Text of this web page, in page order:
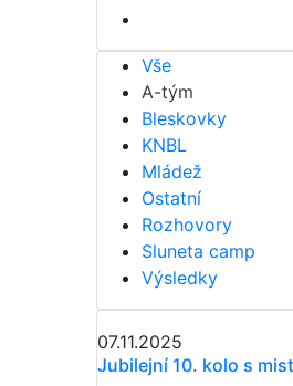
Vše
A-tým
Bleskovky
KNBL
Mládež
Ostatní
Rozhovory
Sluneta camp
Výsledky
07.11.2025
Jubilejní 10. kolo s